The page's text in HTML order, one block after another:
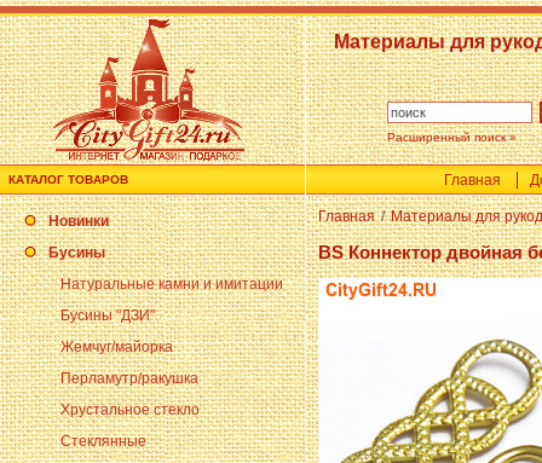
Материалы для
Расширенный поиск »
КАТАЛОГ ТОВАРОВ Главная
Новинки
Бусины
Натуральные камни и имитации
Бусины "ДЗИ"
Жемчуг/майорка
Перламутр/ракушка
Хрустальное стекло
Стеклянные
Главная / Материалы для
BS Коннектор двойная